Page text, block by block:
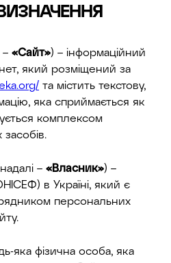
– «Сайт») – інформаційний
який розміщений за
та містить текстову,
яка сприймається як
комплексом
– «Власник») –
в Україні, який є
персональних
яка фізична особа, яка